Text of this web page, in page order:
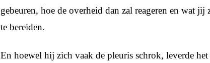
gebeuren, hoe de overheid dan zal reageren en wat
te bereiden.
En hoewel hij zich vaak de pleuris schrok, leverde